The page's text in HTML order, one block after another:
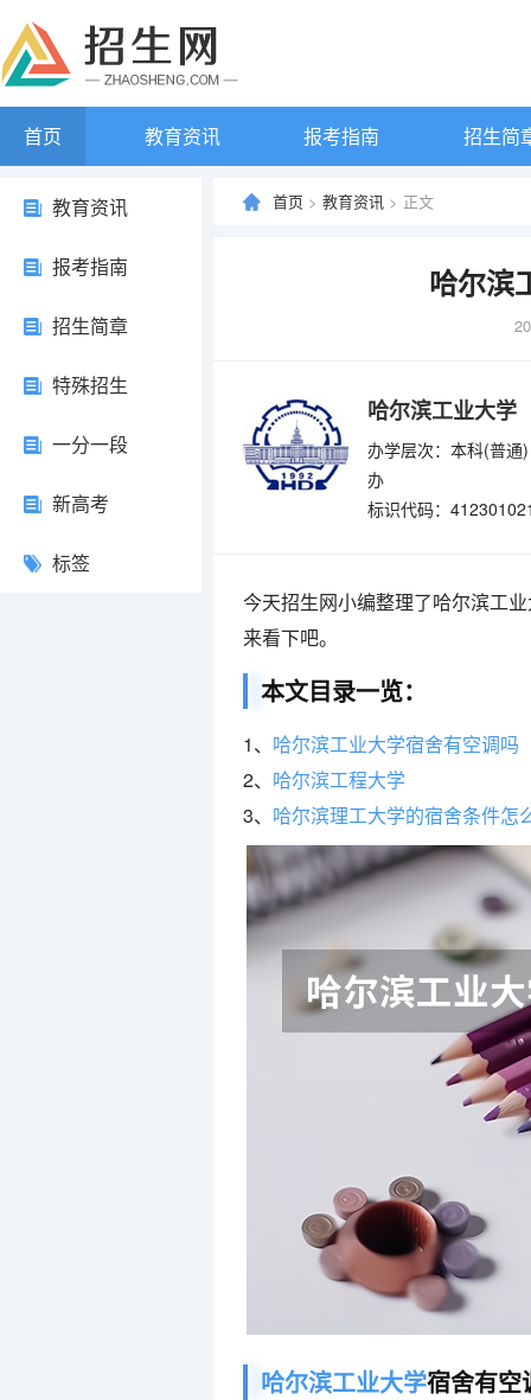
首页 教育资讯 报考指南 招生简
教育资讯
报考指南
招生简章
特殊招生
一分一段
新高考
标签
首页 > 教育资讯 > 正文
哈尔滨
哈尔滨工业大学
办学层次：本科(普通)
办
标识代码：
今天招生网小编整理了哈尔滨工
来看下吧。
本文目录一览：
1、 哈尔滨工业大学宿舍有空调吗
2、 哈尔滨工程大学
3、 哈尔滨理工大学的宿舍条件怎
哈尔滨工业大学宿舍有空